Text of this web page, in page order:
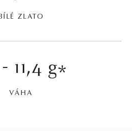
ZLATO
11,4 g*
VÁHA